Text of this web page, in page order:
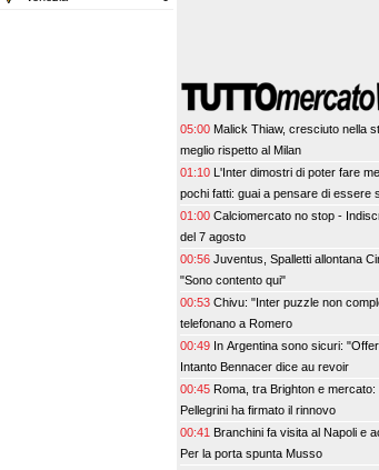
05:00 Malick Thiaw, cresciuto nella
meglio rispetto al Milan
01:10 L'Inter dimostri di poter fare
pochi fatti: guai a pensare di essere
prescindere. Juve, il portiere può
Leao, serve una decisione netta
01:00 Calciomercato no stop -
del 7 agosto
00:56 Juventus, Spalletti allontana
"Sono contento qui"
00:53 Chivu: "Inter puzzle non
telefonano a Romero
00:49 In Argentina sono sicuri:
Intanto Bennacer dice au revoir
00:45 Roma, tra Brighton e mercato:
Pellegrini ha firmato il rinnovo
00:41 Branchini fa visita al Napoli e
Per la porta spunta Musso